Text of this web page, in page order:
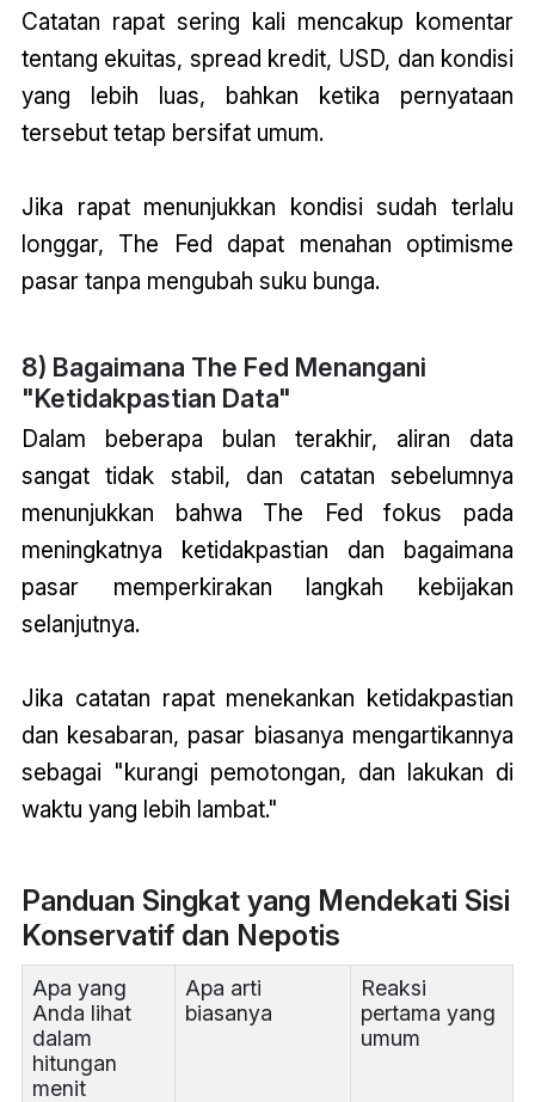
Catatan rapat sering kali mencakup komentar
tentang ekuitas, spread kredit, USD, dan kondisi
yang lebih luas, bahkan ketika pernyataan
tersebut tetap bersifat umum.
Jika rapat menunjukkan kondisi sudah terlalu
longgar, The Fed dapat menahan optimisme
pasar tanpa mengubah suku bunga.
8) Bagaimana The Fed Menangani
"Ketidakpastian Data"
Dalam beberapa bulan terakhir, aliran data
sangat tidak stabil, dan catatan sebelumnya
menunjukkan bahwa The Fed fokus pada
meningkatnya ketidakpastian dan bagaimana
pasar memperkirakan langkah kebijakan
selanjutnya.
Jika catatan rapat menekankan ketidakpastian
dan kesabaran, pasar biasanya mengartikannya
sebagai "kurangi pemotongan, dan lakukan di
waktu yang lebih lambat."
Panduan Singkat yang Mendekati Sisi
Konservatif dan Nepotis
Apa yang
Anda lihat
dalam
hitungan
menit
Apa arti
biasanya
Reaksi
pertama yang
umum